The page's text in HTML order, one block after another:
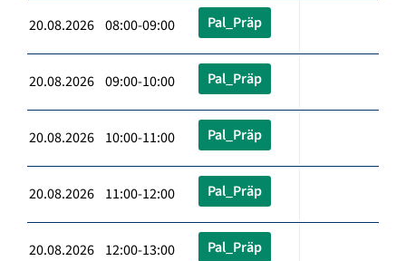
20.08.2026 08:00-09:00 Pal_Präp
20.08.2026 09:00-10:00 Pal_Präp
20.08.2026 10:00-11:00 Pal_Präp
20.08.2026 11:00-12:00 Pal_Präp
20.08.2026 12:00-13:00 Pal_Präp